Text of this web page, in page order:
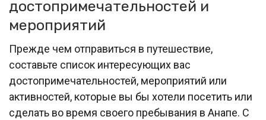
достопримечательностей и
мероприятий
Прежде чем отправиться в путешествие,
составьте список интересующих вас
достопримечательностей, мероприятий или
активностей, которые вы бы хотели посетить или
сделать во время своего пребывания в Анапе. С